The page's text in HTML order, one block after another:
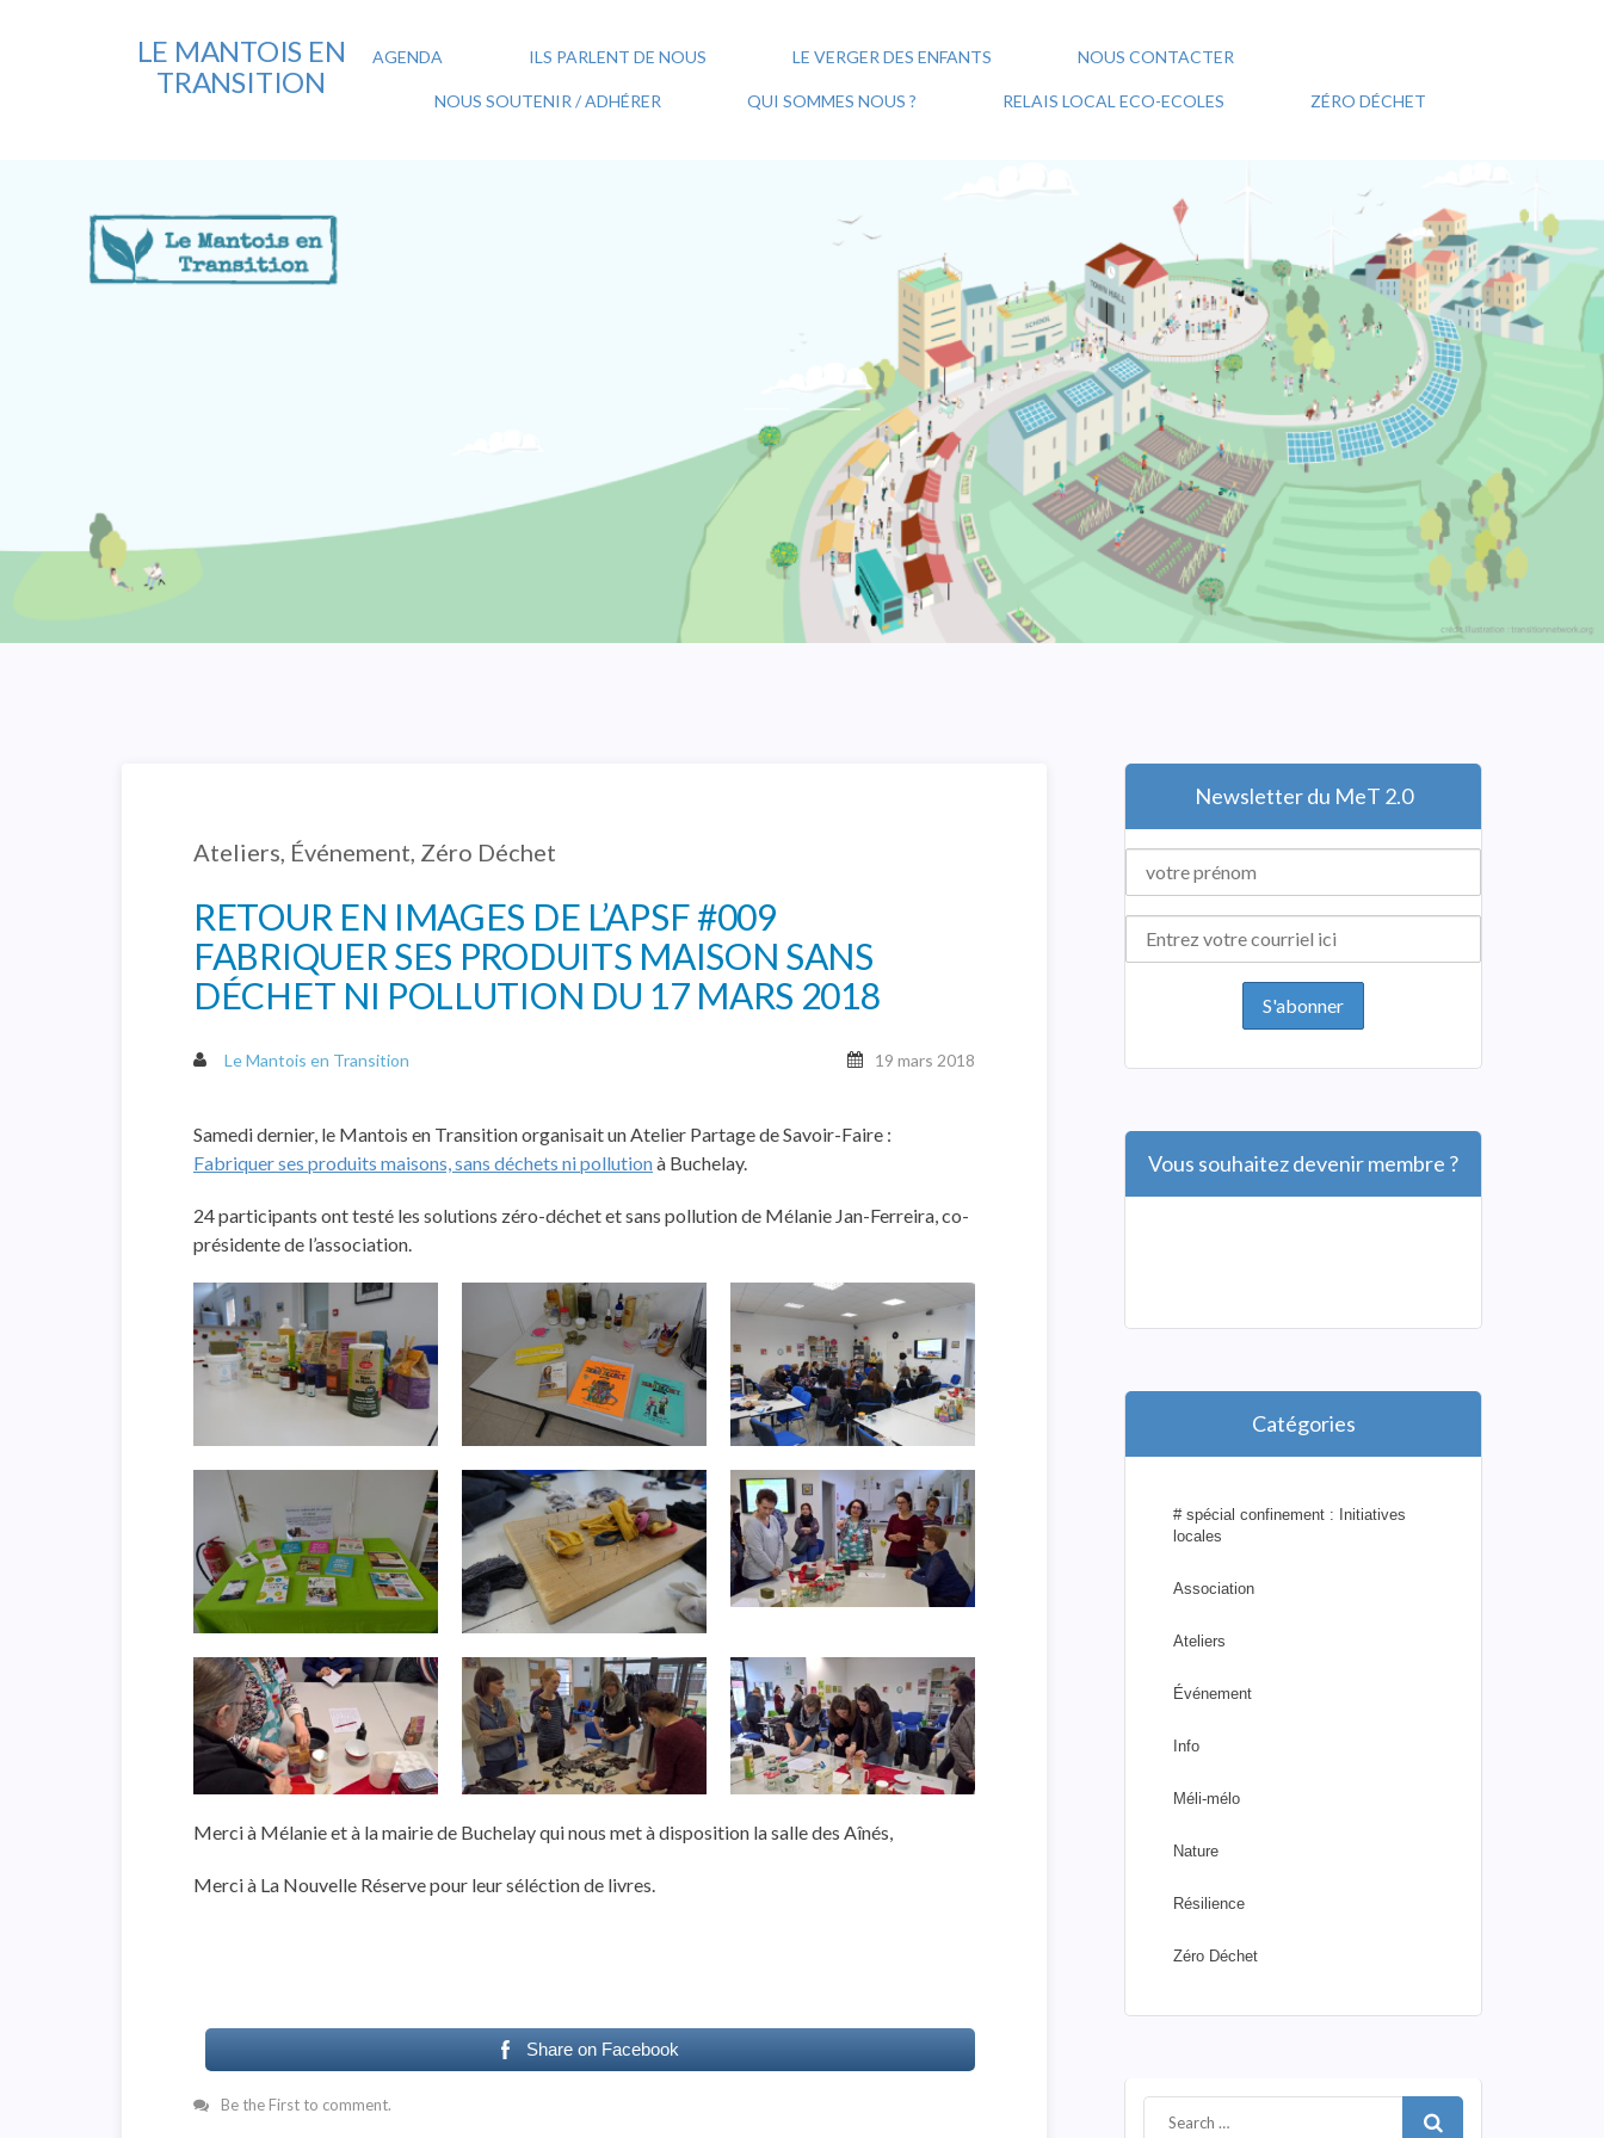
LE MANTOIS EN
TRANSITION
AGENDA ILS PARLENT DE NOUS LE VERGER DES ENFANTS NOUS CONTACTER
NOUS SOUTENIR / ADHÉRER QUI SOMMES NOUS ? RELAIS LOCAL ECO-ECOLES ZÉRO DÉCHET
Ateliers, Événement, Zéro Déchet
RETOUR EN IMAGES DE L’APSF #009
FABRIQUER SES PRODUITS MAISON SANS
DÉCHET NI POLLUTION DU 17 MARS 2018
Le Mantois en Transition 19 mars 2018
Samedi dernier, le Mantois en Transition organisait un Atelier Partage de Savoir-Faire :
Fabriquer ses produits maisons, sans déchets ni pollutionà Buchelay.
24 participants ont testé les solutions zéro-déchet et sans pollution de Mélanie Jan-Ferreira, co-
présidente de l’association.
Merci à Mélanie et à la mairie de Buchelay qui nous met à disposition la salle des Aînés,
Merci à La Nouvelle Réserve pour leur séléction de livres.
Share on Facebook
Be the First to comment.
Newsletter du MeT 2.0
Vous souhaitez devenir membre ?
Catégories
# spécial confinement : Initiatives
locales
Association
Ateliers
Événement
Info
Méli-mélo
Nature
Résilience
Zéro Déchet